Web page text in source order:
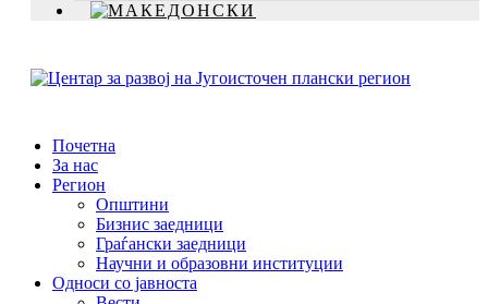
Почетна
За нас
Регион
Општини
Бизнис заедници
Граѓански заедници
Научни и образовни институции
Односи со јавноста